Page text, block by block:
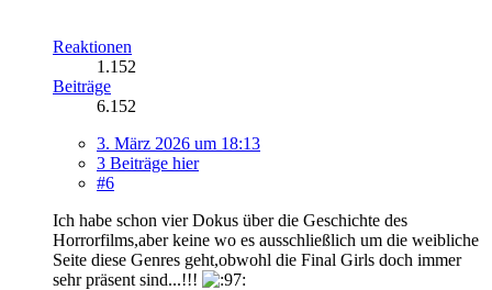
Reaktionen
1.152
Beiträge
6.152
3. März 2026 um 18:13
3 Beiträge hier
#6
Ich habe schon vier Dokus über die Geschichte des
Horrorfilms,aber keine wo es ausschließlich um die weibliche
Seite diese Genres geht,obwohl die Final Girls doch immer
sehr präsent sind...!!!